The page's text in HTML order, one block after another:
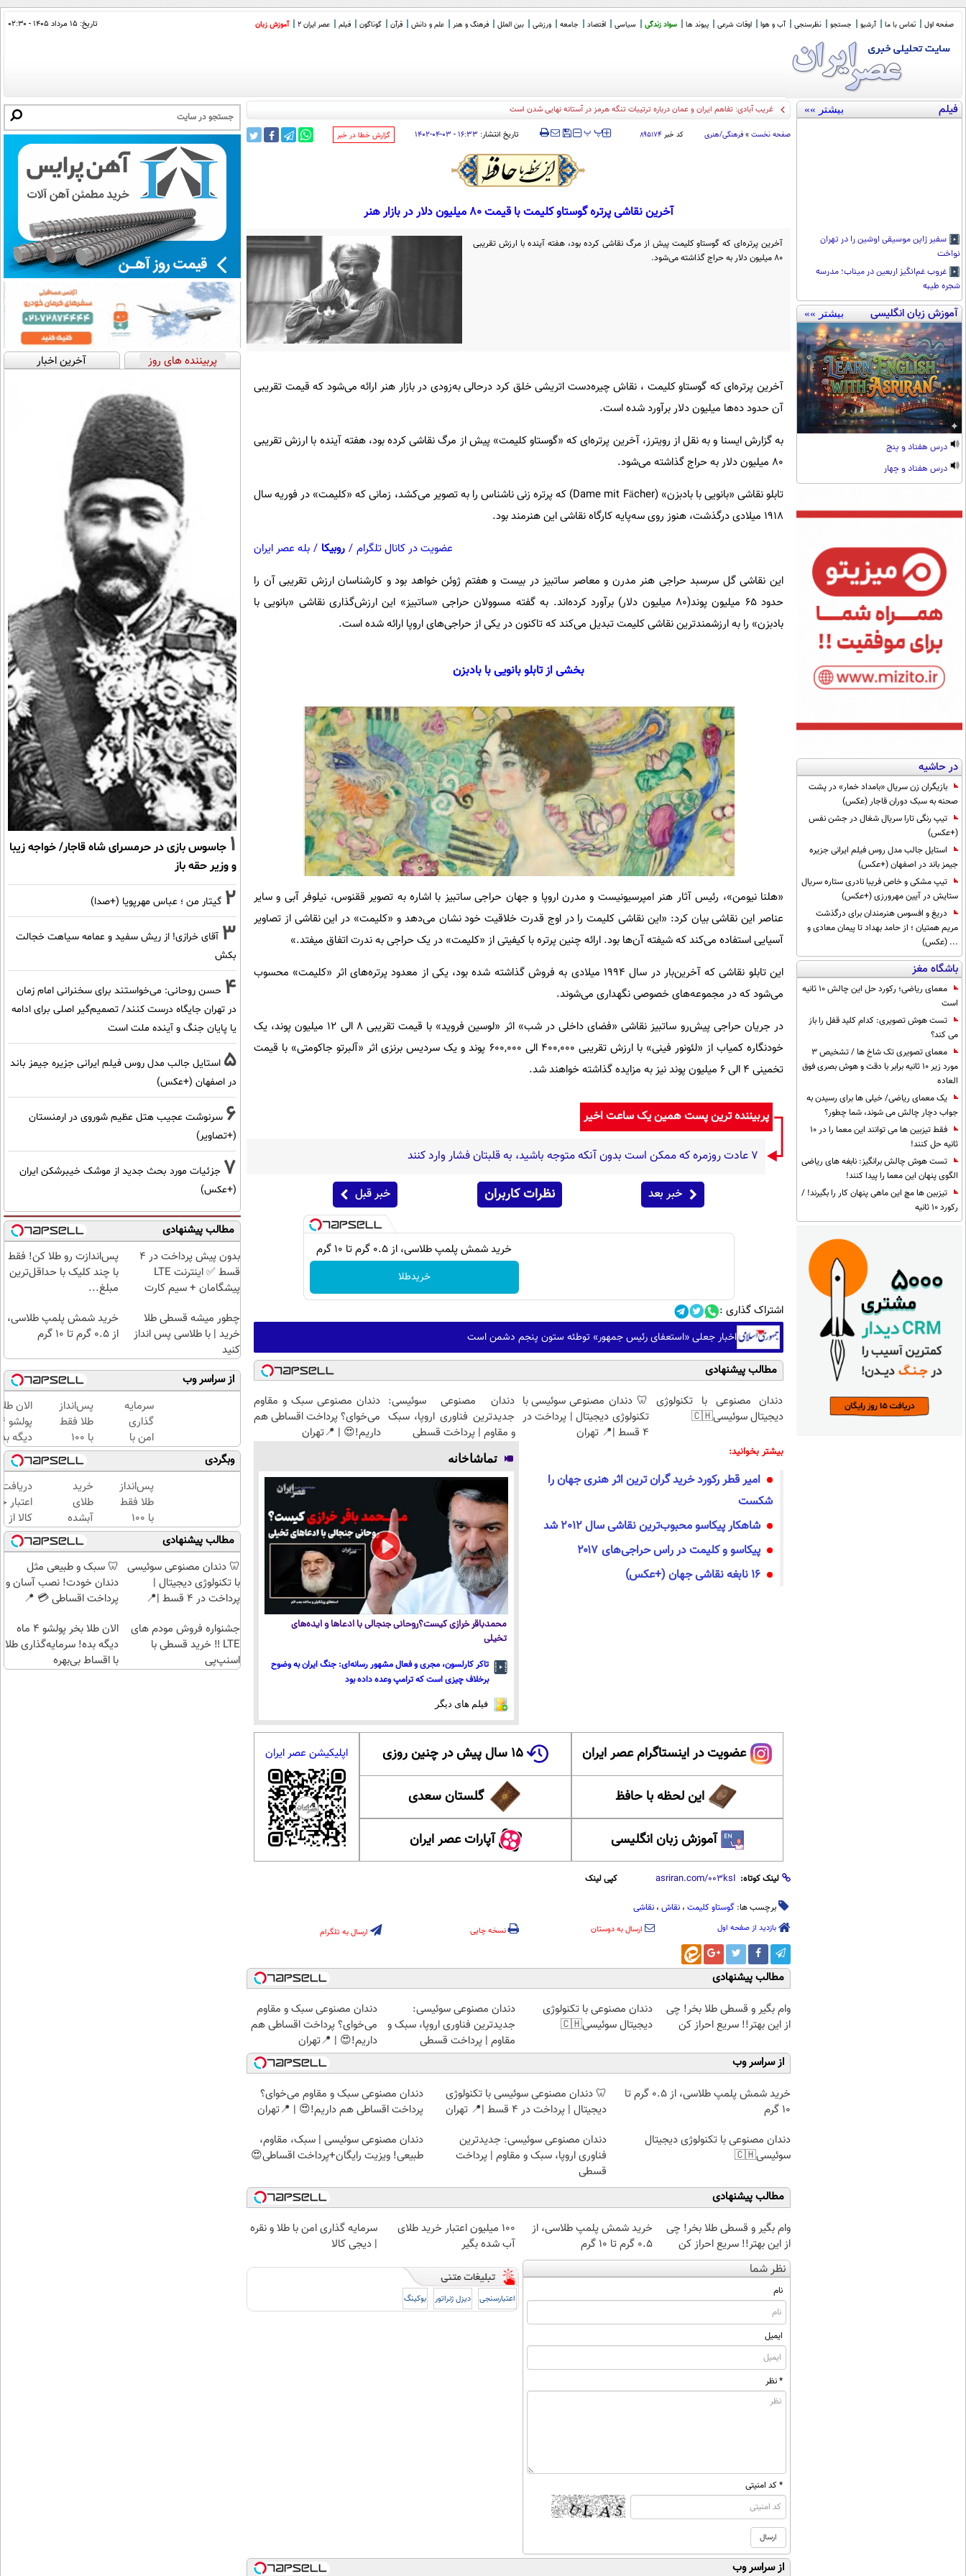
صفحه اول تماس با ما آرشیو جستجو نظرسنجی آب و هوا اوقات شرعی پیوند ها سواد زندگی سیاسی اقتصاد جامعه ورزشی بین الملل فرهنگ و هنر علم و دانش قرآن گوناگون فیلم عصر ایران 2 آموزش زبان تاریخ: ۱۵ مرداد ۱۴۰۵ - ۰۲:۳۰
فیلم بیشتر »»
سفیر ژاپن موسیقی اوشین را در تهران
نواخت
غروب غم‌انگیز اربعین در میناب؛ مدرسه
شجره طیبه
آموزش زبان انگلیسی بیشتر »»
درس هفتاد و پنج
درس هفتاد و چهار
در حاشیه
بازیگران زن سریال «بامداد خمار» در پشت
صحنه به سبک دوران قاجار (عکس)
تیپ رنگی تارا سریال شغال در جشن نفس
(+عکس)
استایل جالب مدل روس فیلم ایرانی جزیره
جیمز باند در اصفهان (+عکس)
تیپ مشکی و خاص فریبا نادری ستاره سریال
ستایش در آیین مهرورزی (+عکس)
دریغ و افسوس هنرمندان برای درگذشت
مریم همتیان ؛ از حامد بهداد تا پیمان معادی و
... (عکس)
باشگاه مغز
معمای ریاضی؛ رکورد حل این چالش 10 ثانیه
است
تست هوش تصویری: کدام کلید قفل را باز
می کند؟
معمای تصویری تک شاخ ها / تشخیص 3
مورد زیر 10 ثانیه برابر با دقت و هوش بصری فوق
العاده
یک معمای ریاضی/ خیلی ها برای رسیدن به
جواب دچار چالش می شوند، شما چطور؟
فقط تیزبین ها می توانند این معما را در 10
ثانیه حل کنند!
تست هوش چالش برانگیز: نابغه های ریاضی
الگوی پنهان این معما را پیدا کنند!
تیزبین ها مچ این ماهی پنهان کار را بگیرند! /
رکورد 10 ثانیه
ظریف:_
صفحه نخست » فرهنگی/هنری کد خبر۸۹۵۱۷۴ ‍‍‍ پپ تاریخ انتشار: ۱۶:۳۳ - ۰۳-۰۴-۱۴۰۲ ‌گزارش خطا در خبر
آخرین نقاشی پرتره گوستاو کلیمت با قیمت ۸۰ میلیون دلار در بازار هنر
آخرین پرتره‌ای که گوستاو کلیمت پیش از مرگ نقاشی کرده بود، هفته آینده با ارزش تقریبی
۸۰ میلیون دلار به حراج گذاشته می‌شود.
آخرین پرتره‌ای که گوستاو کلیمت ، نقاش چیره‌دست اتریشی خلق کرد درحالی به‌زودی در بازار هنر ارائه می‌شود که قیمت تقریبی
آن حدود ده‌ها میلیون دلار برآورد شده است.
به گزارش ایسنا و به نقل از رویترز، آخرین پرتره‌ای که «گوستاو کلیمت» پیش از مرگ نقاشی کرده بود، هفته آینده با ارزش تقریبی
۸۰ میلیون دلار به حراج گذاشته می‌شود.
تابلو نقاشی «بانویی با بادبزن»‌ (Dame mit Fächer) که پرتره زنی ناشناس را به تصویر می‌کشد، زمانی که «کلیمت»‌ در فوریه سال
۱۹۱۸ میلادی درگذشت، هنوز روی سه‌پایه کارگاه نقاشی این هنرمند بود.
عضویت در کانال تلگرام / روبیکا / بله عصر ایران
این نقاشی گل سرسبد حراجی هنر مدرن و معاصر ساتبیز در بیست و هفتم ژوئن خواهد بود و کارشناسان ارزش تقریبی آن را
حدود ۶۵ میلیون پوند(۸۰ میلیون دلار) برآورد کرده‌اند. به گفته مسوولان حراجی «ساتبیز» این ارزش‌گذاری نقاشی «بانویی با
بادبزن»‌ را به ارزشمندترین نقاشی کلیمت تبدیل می‌کند که تاکنون در یکی از حراجی‌های اروپا ارائه شده است.
بخشی از تابلو بانویی با بادبزن
«هلنا نیومن»‌، رئیس آثار هنر امپرسیونیست و مدرن اروپا و جهان حراجی ساتبیز با اشاره به تصویر ققنوس،‌ نیلوفر آبی و سایر
عناصر این نقاشی بیان کرد: «این نقاشی کلیمت را در اوج قدرت خلاقیت خود نشان می‌دهد و «کلیمت» در این نقاشی از تصاویر
آسیایی استفاده می‌کند که شیفته آن‌ها بود. ارائه چنین پرتره‌ با کیفیتی از «کلیمت»‌ در یک حراجی به ندرت اتفاق میفتد.»
این تابلو نقاشی که آخرین‌بار در سال ۱۹۹۴ میلادی به فروش گذاشته شده بود، یکی از معدود پرتره‌های اثر «کلیمت» محسوب
می‌شود که در مجموعه‌های خصوصی نگهداری می‌شوند.
در جریان حراجی پیش‌رو ساتبیز نقاشی «فضای داخلی در شب»‌ اثر «لوسین فروید»‌ با قیمت تقریبی ۸ الی ۱۲ میلیون پوند، یک
خودنگاره کمیاب از «لئونور فینی»‌ با ارزش تقریبی ۴۰۰,۰۰۰ الی ۶۰۰,۰۰۰ پوند و یک سردیس برنزی اثر «آلبرتو جاکومتی» با قیمت
تخمینی ۴ الی ۶ میلیون پوند نیز به مزایده گذاشته خواهند شد.
پربیننده ترین پست همین یک ساعت اخیر
۷ عادت روزمره که ممکن است بدون آنکه متوجه باشید، به قلبتان فشار وارد کنند
خبر بعد نظرات کاربران خبر قبل
خرید شمش پلمپ طلاسی، از ۰.۵ گرم تا ۱۰ گرم
خریدطلا
اشتراک گذاری :
اخبار جعلی «استعفای رئیس جمهور» توطئه ستون پنجم دشمن است
مطالب پیشنهادی
دندان مصنوعی با تکنولوژی
دیجیتال سوئیسی🇨🇭
🦷 دندان مصنوعی سوئیسی با
تکنولوژی دیجیتال | پرداخت در
4 قسط |📍 تهران
دندان مصنوعی سوئیسی:
جدیدترین فناوری اروپا، سبک
و مقاوم | پرداخت قسطی
دندان مصنوعی سبک و مقاوم
می‌خوای؟ پرداخت اقساطی هم
داریم!😍 | 📍تهران
بیشتر بخوانید:
امیر قطر رکورد خرید گران ترین اثر هنری جهان را
شکست
شاهکار پیکاسو محبوب‌ترین نقاشی سال 2012 شد
پیکاسو و کلیمت در راس حراجی‌های ۲۰۱۷
16 نابغه نقاشی جهان (+عکس)
تماشاخانه
محمدباقر خرازی کیست؟روحانی جنجالی با ادعاها و ایده‌های
تخیلی
تاکر کارلسون، مجری و فعال مشهور رسانه‌ای: جنگ ایران به وضوح
برخلاف چیزی است که ترامپ وعده داده بود
فیلم های دیگر
عضویت در اینستاگرام عصر ایران ۱۵ سال پیش در چنین روزی
این لحظه با حافظ گلستان سعدی
آموزش زبان انگلیسی آپارات عصر ایران
اپلیکیشن عصر ایران
لینک کوتاه: کپی لینک
برچسب ها: گوستاو کلیمت ، نقاش ، نقاشی
بازدید از صفحه اول ارسال به دوستان نسخه چاپی ارسال به تلگرام
مطالب پیشنهادی
وام بگیر و قسطی طلا بخر! چی
از این بهتر!! سریع احراز کن
دندان مصنوعی با تکنولوژی
دیجیتال سوئیسی🇨🇭
دندان مصنوعی سوئیسی:
جدیدترین فناوری اروپا، سبک و
مقاوم | پرداخت قسطی
دندان مصنوعی سبک و مقاوم
می‌خوای؟ پرداخت اقساطی هم
داریم!😍 | 📍تهران
از سراسر وب
خرید شمش پلمپ طلاسی، از ۰.۵ گرم تا
۱۰ گرم
🦷 دندان مصنوعی سوئیسی با تکنولوژی
دیجیتال | پرداخت در 4 قسط |📍 تهران
دندان مصنوعی سبک و مقاوم می‌خوای؟
پرداخت اقساطی هم داریم!😍 | 📍تهران
دندان مصنوعی با تکنولوژی دیجیتال
سوئیسی🇨🇭
دندان مصنوعی سوئیسی: جدیدترین
فناوری اروپا، سبک و مقاوم | پرداخت
قسطی
دندان مصنوعی سوئیسی | سبک، مقاوم،
طبیعی! ویزیت رایگان+پرداخت اقساطی😍
مطالب پیشنهادی
وام بگیر و قسطی طلا بخر! چی
از این بهتر!! سریع احراز کن
خرید شمش پلمپ طلاسی، از
۰.۵ گرم تا ۱۰ گرم
100 میلیون اعتبار خرید طلای
آب شده بگیر
سرمایه گذاری امن با طلا و نقره
| دیجی کالا
نظر شما
نام
ایمیل
* نظر
* کد امنیتی
اعتبارسنجی دیزل ژنراتور بوکینگ
از سراسر وب
پربیننده های روز آخرین اخبار
1 جاسوس بازی در حرمسرای شاه قاجار/ خواجه زیبا
و وزیر حقه باز
2 گیتار من ؛ عباس مهرپویا (+صدا)
3 آقای خرازی! از ریش سفید و عمامه سیاهت خجالت
بکش
4 حسن روحانی: می‌خواستند برای سخنرانی امام زمان
در تهران جایگاه درست کنند/ تصمیم‌گیر اصلی برای ادامه
یا پایان جنگ و آینده ملت است
5 استایل جالب مدل روس فیلم ایرانی جزیره جیمز باند
در اصفهان (+عکس)
6 سرنوشت عجیب هتل عظیم شوروی در ارمنستان
(+تصاویر)
7 جزئیات مورد بحث جدید از موشک خیبرشکن ایران
(+عکس)
مطالب پیشنهادی
بدون پیش پرداخت در 4
قسط ✅ اینترنت LTE
پیشگامان + سیم کارت
پس‌اندازت رو طلا کن! فقط
با چند کلیک با حداقل‌ترین
مبلغ...
چطور میشه قسطی طلا
خرید | با طلاسی پس انداز
کنید
خرید شمش پلمپ طلاسی،
از ۰.۵ گرم تا ۱۰ گرم
از سراسر وب
سرمایه
گذاری
امن با
طلا و
نقره
دیجی
کالا
پس‌انداز
طلا فقط
با ۱۰۰
هزارتومان
(امن و
راحت)
الان
دیگه
طلا با
بی‌بهره
وبگردی
پس‌انداز
طلا فقط
با ۱۰۰
هزارتومان
(امن و
راحت)
خرید
طلای
آبشده
حتی با
۱۰۰هزارتومان
دریافت
اعتبار
کالا از
ضامن،
بهره)
مطالب پیشنهادی
🦷 دندان مصنوعی سوئیسی
با تکنولوژی دیجیتال |
پرداخت در 4 قسط |📍
🦷 سبک و طبیعی مثل
دندان خودت! نصب آسان و
پرداخت اقساطی 💳 📍
جشنواره فروش مودم های
LTE ‼️ خرید قسطی با
اسنپ‌پی
الان طلا بخر پولشو 4 ماه
دیگه بده! سرمایه‌گذاری طلا
با اقساط بی‌بهره